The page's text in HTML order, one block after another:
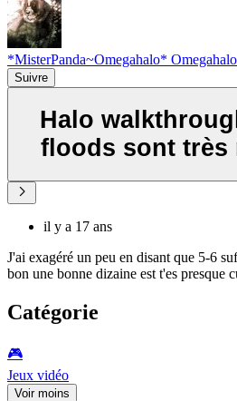
*MisterPanda~Omegahalo* Omegahalo
Suivre
Halo
floods sont très
il y a 17 ans
J'ai exagéré un peu en disant que 5-6
bon une bonne dizaine est t'es presque
Catégorie
🎮️
Jeux vidéo
Voir moins